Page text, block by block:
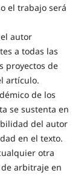
el trabajo será
autor
a todas las
proyectos de
artículo.
de los
se sustenta en
del autor
en el texto.
otra
arbitraje en